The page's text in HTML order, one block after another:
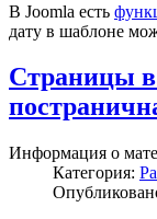
В Joomla есть
дату в шаблоне
Страницы в
Информация о
Категория: